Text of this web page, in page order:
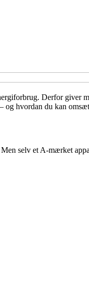
Derfor giver
og hvordan du kan
selv et A-mærket